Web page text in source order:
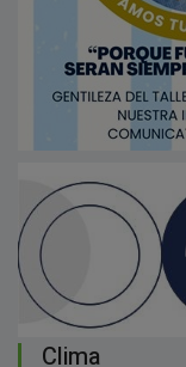
Clima